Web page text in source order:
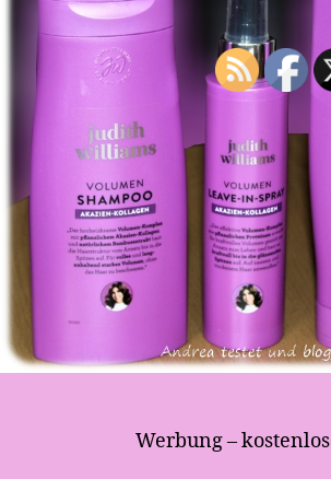
l
o
Werbung –